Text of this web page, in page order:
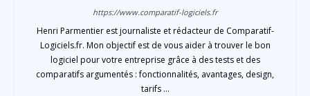
https://www.comparatif-logiciels.fr
Henri Parmentier est journaliste et rédacteur de Comparatif-
Logiciels.fr. Mon objectif est de vous aider à trouver le bon
logiciel pour votre entreprise grâce à des tests et des
comparatifs argumentés : fonctionnalités, avantages, design,
tarifs ...